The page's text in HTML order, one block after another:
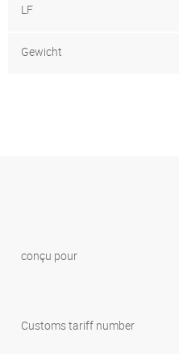
LF
Gewicht
conçu pour
Customs tariff number